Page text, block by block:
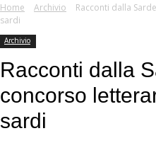
Recover
Home Archivio
Racconti dalla
sardi
Archivio
Racconti dalla
concorso
sardi